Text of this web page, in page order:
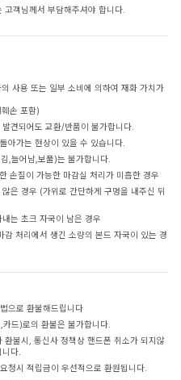
객님께서 부담해주셔야 합니다.
사용 또는 일부 소비에 의하여 재화 가치가
손 포함)
견되어도 교환/반품이 불가합니다.
아가는 현상이 있을 수 있습니다.
,늘어남,보풀)는 불가합니다.
손질이 가능한 마감실 처리가 미흡한 경우
은 경우 (가위로 간단하게 구멍을 내주신 뒤
는 초크 자국이 남은 경우
처리에서 생긴 소량의 본드 자국이 있는 경
으로 환불해드립니다
드)로의 환불은 불가합니다.
불시, 통신사 정책상 핸드폰 취소가 되지않
다.
청시 적립금이 우선적으로 환원됩니다.